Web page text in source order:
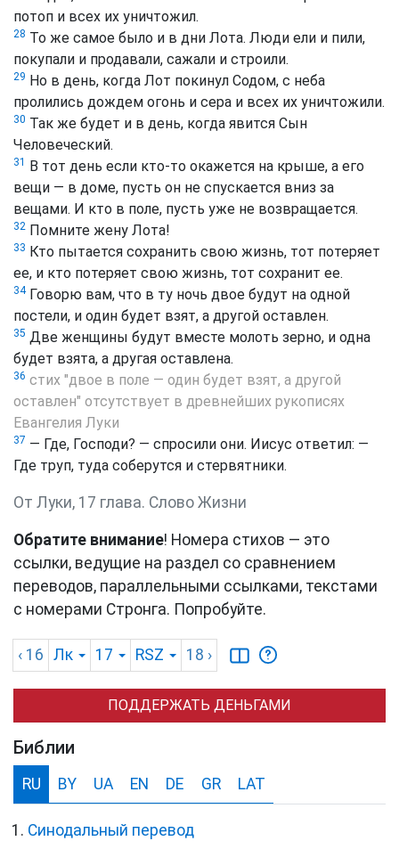
потоп и всех их уничтожил.
28 То же самое было и в дни Лота. Люди ели и пили,
покупали и продавали, сажали и строили.
29 Но в день, когда Лот покинул Содом, с неба
пролились дождем огонь и сера и всех их уничтожили.
30 Так же будет и в день, когда явится Сын
Человеческий.
31
В тот день если кто-то окажется на крыше, а его
вещи — в доме, пусть он не спускается вниз за
вещами. И кто в поле, пусть уже не возвращается.
32 Помните жену Лота!
33 Кто пытается сохранить свою жизнь, тот потеряет
ее, и кто потеряет свою жизнь, тот сохранит ее.
34Говорю вам, что в ту ночь двое будут на одной
постели, и один будет взят, а другой оставлен.
35 Две женщины будут вместе молоть зерно, и одна
будет взята, а другая оставлена.
36 стих "двое в поле — один будет взят, а другой
оставлен" отсутствует в древнейших рукописях
Евангелия Луки
37 — Где, Господи? — спросили они. Иисус ответил: —
Где труп, туда соберутся и стервятники.
От Луки, 17 глава. Слово Жизни
Обратите внимание! Номера стихов — это
ссылки, ведущие на раздел со сравнением
переводов, параллельными ссылками, текстами
с номерами Стронга. Попробуйте.
‹ 16 Лк 17 RSZ 18 ›
ПОДДЕРЖАТЬ ДЕНЬГАМИ
Библии
RU BY UA EN DE GR LAT
Синодальный перевод